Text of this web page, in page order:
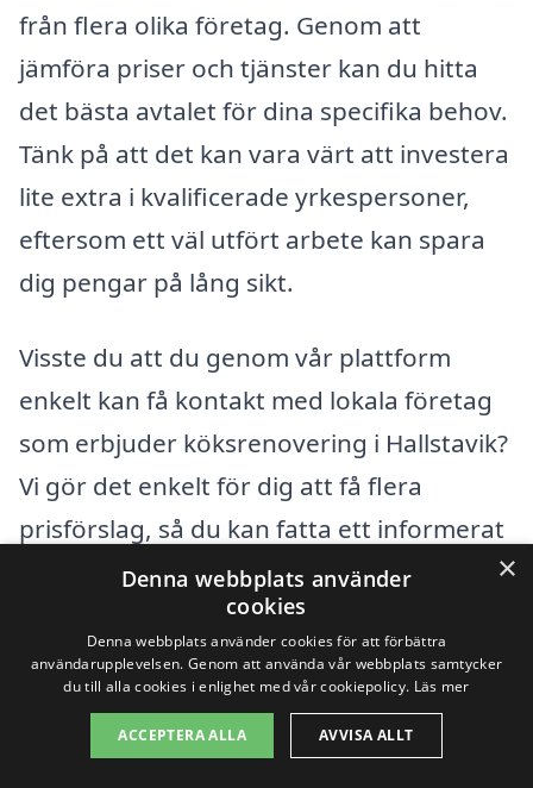
från flera olika företag. Genom att
jämföra priser och tjänster kan du hitta
det bästa avtalet för dina specifika behov.
Tänk på att det kan vara värt att investera
lite extra i kvalificerade yrkespersoner,
eftersom ett väl utfört arbete kan spara
dig pengar på lång sikt.
Visste du att du genom vår plattform
enkelt kan få kontakt med lokala företag
som erbjuder köksrenovering i Hallstavik?
Vi gör det enkelt för dig att få flera
prisförslag, så du kan fatta ett informerat
beslut och säkerställa att din renovering
blir både lyckad och prisvärd.
Få 3 erbjudanden, gratis och utan
förpliktelser
×
Denna webbplats använder
cookies
Denna webbplats använder cookies för att förbättra
användarupplevelsen. Genom att använda vår webbplats samtycker
du till alla cookies i enlighet med vår cookiepolicy. Läs mer
ACCEPTERA ALLA AVVISA ALLT